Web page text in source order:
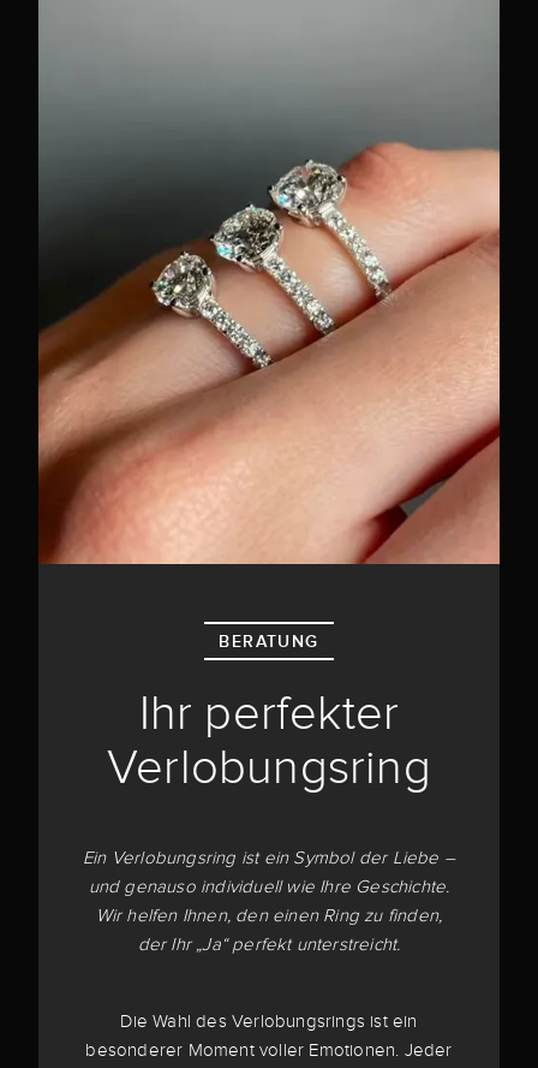
BERATUNG
Ihr perfekter
Verlobungsring
Ein Verlobungsring ist ein Symbol der Liebe –
und genauso individuell wie Ihre Geschichte.
Wir helfen Ihnen, den einen Ring zu finden,
der Ihr „Ja“ perfekt unterstreicht.
Die Wahl des Verlobungsrings ist ein
besonderer Moment voller Emotionen. Jeder